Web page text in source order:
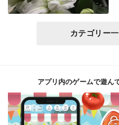
カテゴリー
アプリ内のゲームで遊ん